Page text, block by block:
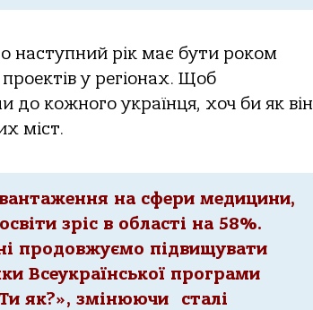
наступний рік має бути роком
у регіонах. Щоб
до кожного українця, хоч би як він
міст.
на сфери медицини,
зріс в області на 58%.
продовжуємо підвищувати
Всеукраїнської програми
як?», змінюючи сталі